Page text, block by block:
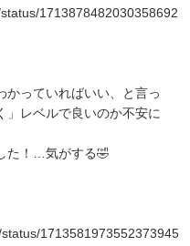
1713878482030358692
かっていればいい、と言っ
」レベルで良いのか不安に
た！…気がする🤣
1713581973552373945